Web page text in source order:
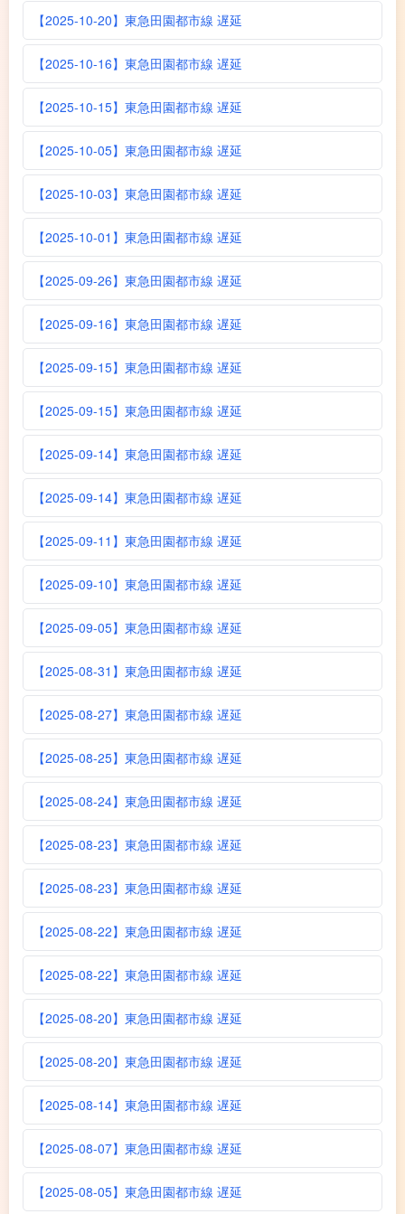
【2025-10-20】東急田園都市線 遅延
【2025-10-16】東急田園都市線 遅延
【2025-10-15】東急田園都市線 遅延
【2025-10-05】東急田園都市線 遅延
【2025-10-03】東急田園都市線 遅延
【2025-10-01】東急田園都市線 遅延
【2025-09-26】東急田園都市線 遅延
【2025-09-16】東急田園都市線 遅延
【2025-09-15】東急田園都市線 遅延
【2025-09-15】東急田園都市線 遅延
【2025-09-14】東急田園都市線 遅延
【2025-09-14】東急田園都市線 遅延
【2025-09-11】東急田園都市線 遅延
【2025-09-10】東急田園都市線 遅延
【2025-09-05】東急田園都市線 遅延
【2025-08-31】東急田園都市線 遅延
【2025-08-27】東急田園都市線 遅延
【2025-08-25】東急田園都市線 遅延
【2025-08-24】東急田園都市線 遅延
【2025-08-23】東急田園都市線 遅延
【2025-08-23】東急田園都市線 遅延
【2025-08-22】東急田園都市線 遅延
【2025-08-22】東急田園都市線 遅延
【2025-08-20】東急田園都市線 遅延
【2025-08-20】東急田園都市線 遅延
【2025-08-14】東急田園都市線 遅延
【2025-08-07】東急田園都市線 遅延
【2025-08-05】東急田園都市線 遅延